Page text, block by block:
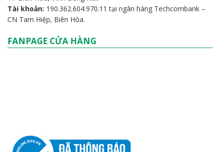
Tài khoản: 190.362.604.970.11 tại ngân hàng Techcombank –
CN Tam Hiệp, Biên Hòa.
FANPAGE CỬA HÀNG